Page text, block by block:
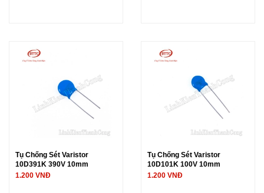
Tụ Chống Sét Varistor
10D391K 390V 10mm
1.200 VNĐ
Tụ Chống Sét Varistor
10D101K 100V 10mm
1.200 VNĐ